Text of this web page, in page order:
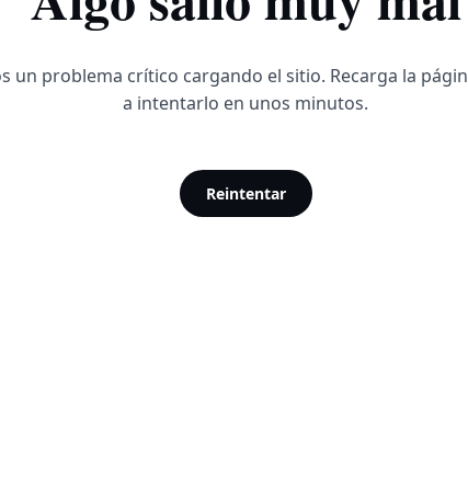
un problema crítico cargando el sitio. Recarga la
a intentarlo en unos minutos.
Reintentar